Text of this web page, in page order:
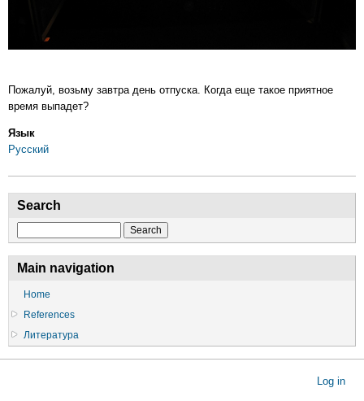
Пожалуй, возьму завтра день отпуска. Когда еще такое приятное
время выпадет?
Язык
Русский
Search
Main navigation
Home
References
Литература
Log in